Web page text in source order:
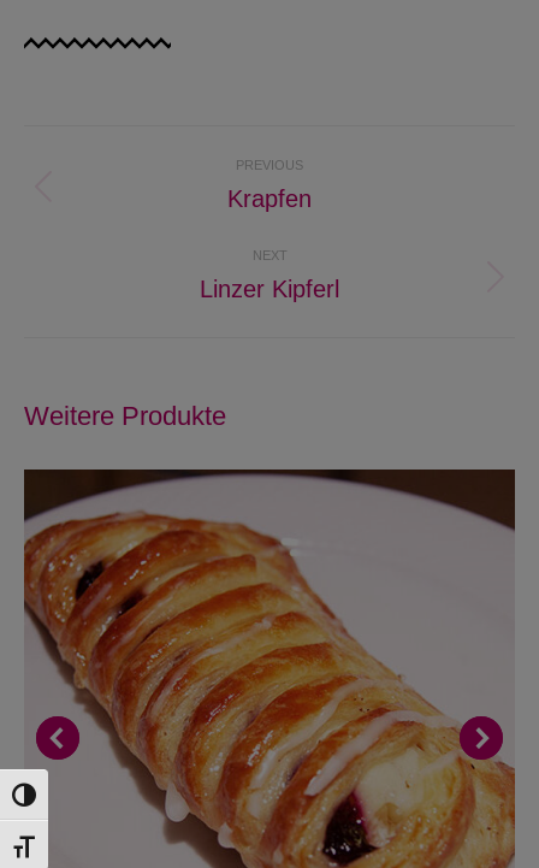
Toggle High Contrast
Toggle Font size
PREVIOUS
Previous
Krapfen
NEXT
Next
Linzer Kipferl
Weitere Produkte